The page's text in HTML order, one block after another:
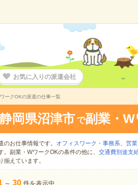
お気に入りの派遣会社
ークOKの派遣の仕事一覧
静岡県沼津市 で副業・
のお仕事情報です。 オフィスワーク・事務系、 営
。副業・WワークOKの条件の他に、 交通費別途支
揃えています。
～ 30 件を表示中